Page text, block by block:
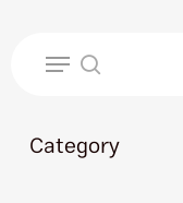
search
Menu
Category